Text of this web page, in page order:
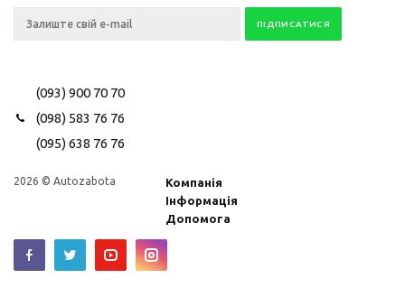
(093) 900 70 70
(098) 583 76 76
(095) 638 76 76
2026 © Autozabota
Компанія
Інформація
Допомога